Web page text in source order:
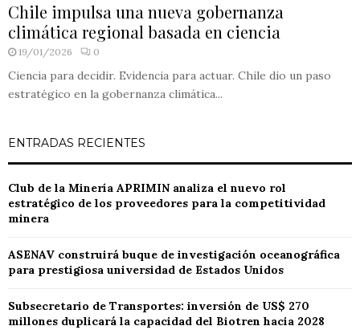
Chile impulsa una nueva gobernanza
climática regional basada en ciencia
19/01/2026 0
Ciencia para decidir. Evidencia para actuar. Chile dio un paso
estratégico en la gobernanza climática...
ENTRADAS RECIENTES
Club de la Minería APRIMIN analiza el nuevo rol
estratégico de los proveedores para la competitividad
minera
ASENAV construirá buque de investigación oceanográfica
para prestigiosa universidad de Estados Unidos
Subsecretario de Transportes: inversión de US$ 270
millones duplicará la capacidad del Biotren hacia 2028